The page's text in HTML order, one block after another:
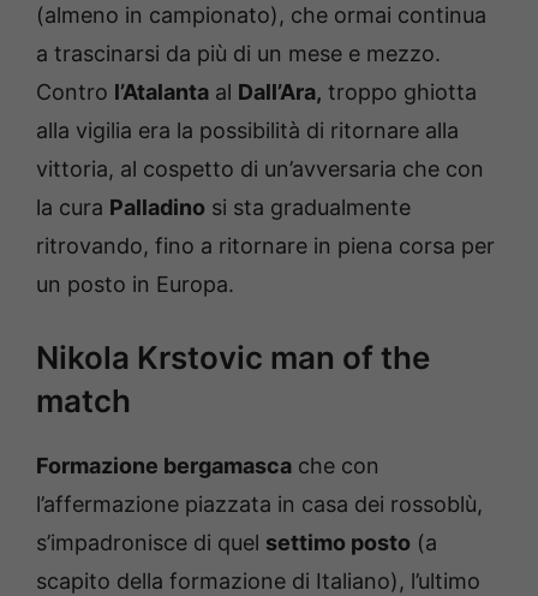
(almeno in campionato), che ormai continua
a trascinarsi da più di un mese e mezzo.
Contro l’Atalanta al Dall’Ara, troppo ghiotta
alla vigilia era la possibilità di ritornare alla
vittoria, al cospetto di un’avversaria che con
la cura Palladino si sta gradualmente
ritrovando, fino a ritornare in piena corsa per
un posto in Europa.
Nikola Krstovic man of the
match
Formazione bergamasca che con
l’affermazione piazzata in casa dei rossoblù,
s’impadronisce di quel settimo posto (a
scapito della formazione di Italiano), l’ultimo